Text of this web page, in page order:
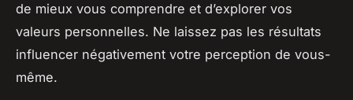
de mieux vous comprendre et d’explorer vos
valeurs personnelles. Ne laissez pas les résultats
influencer négativement votre perception de vous-
même.